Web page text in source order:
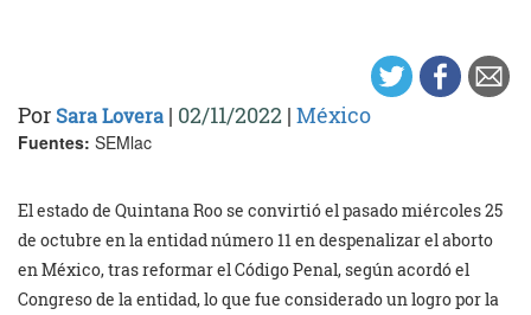
Por Sara Lovera | 02/11/2022 | México
Fuentes: SEMlac
El estado de Quintana Roo se convirtió el pasado miércoles 25
de octubre en la entidad número 11 en despenalizar el aborto
en México, tras reformar el Código Penal, según acordó el
Congreso de la entidad, lo que fue considerado un logro por la